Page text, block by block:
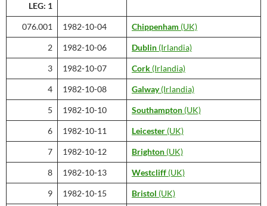
LEG: 1
076.001 1982-10-04 Chippenham (UK)
2 1982-10-06 Dublin (Irlandia)
3 1982-10-07 Cork (Irlandia)
4 1982-10-08 Galway(Irlandia)
5 1982-10-10 Southampton (UK)
6 1982-10-11 Leicester (UK)
7 1982-10-12 Brighton (UK)
8 1982-10-13 Westcliff (UK)
9 1982-10-15 Bristol (UK)